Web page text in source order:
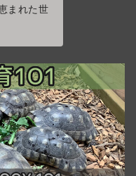
まれた世